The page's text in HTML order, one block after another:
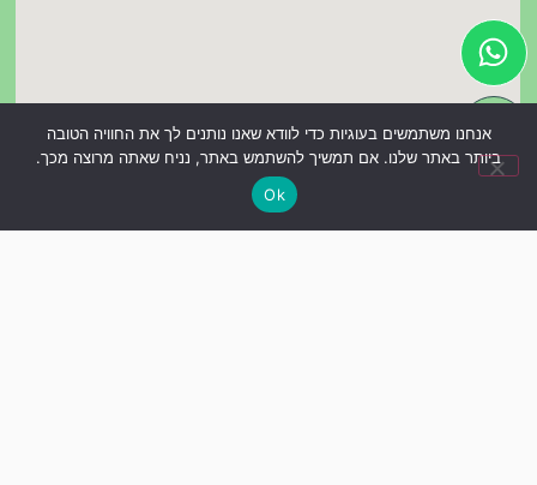
אנחנו משתמשים בעוגיות כדי לוודא שאנו נותנים לך את החוויה הטובה
ביותר באתר שלנו. אם תמשיך להשתמש באתר, נניח שאתה מרוצה מכך.
Ok